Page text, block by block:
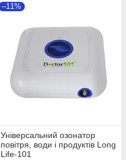
–11%
Універсальний озонатор
повітря, води і продуктів Long
Life-101